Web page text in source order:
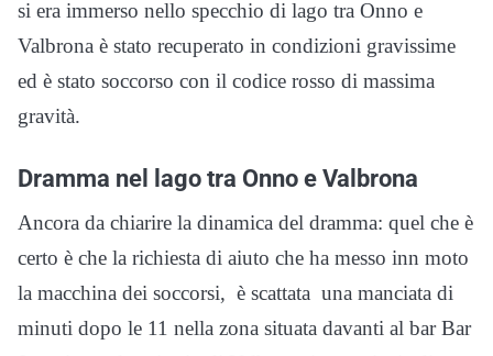
si era immerso nello specchio di lago tra Onno e
Valbrona è stato recuperato in condizioni gravissime
ed è stato soccorso con il codice rosso di massima
gravità.
Dramma nel lago tra Onno e Valbrona
Ancora da chiarire la dinamica del dramma: quel che è
certo è che la richiesta di aiuto che ha messo inn moto
la macchina dei soccorsi, è scattata una manciata di
minuti dopo le 11 nella zona situata davanti al bar Bar